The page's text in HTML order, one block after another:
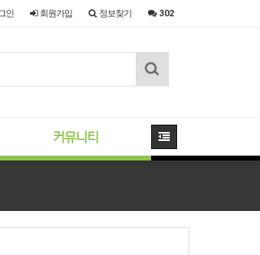
인 회원가입 정보찾기 302
커뮤니티